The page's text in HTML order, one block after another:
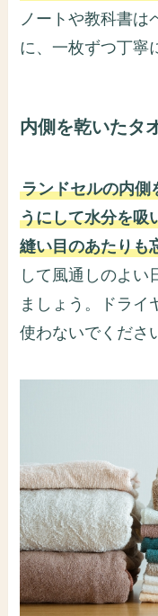
ノートや教科書は
に、一枚ずつ丁寧
内側を乾いたタ
ランドセルの内側
うにして水分を吸
縫い目のあたりも
して風通しのよい
ましょう。ドライ
使わないでくださ